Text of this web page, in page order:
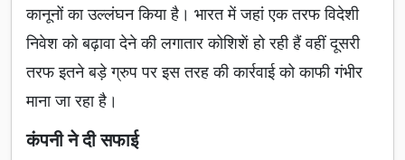
कानूनों का उल्लंघन किया है। भारत में जहां एक तरफ विदेशी
निवेश को बढ़ावा देने की लगातार कोशिशें हो रही हैं वहीं दूसरी
तरफ इतने बड़े ग्रुप पर इस तरह की कार्रवाई को काफी गंभीर
माना जा रहा है।
कंपनी ने दी सफाई